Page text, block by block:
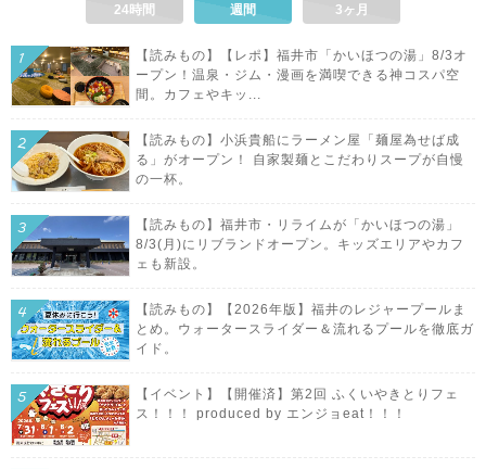
24時間 週間 3ヶ月
【読みもの】【レポ】福井市「かいほつの湯」8/3オ
ープン！温泉・ジム・漫画を満喫できる神コスパ空
間。カフェやキッ...
【読みもの】小浜貴船にラーメン屋「麺屋為せば成
る」がオープン！ 自家製麺とこだわりスープが自慢
の一杯。
【読みもの】福井市・リライムが「かいほつの湯」
8/3(月)にリブランドオープン。キッズエリアやカフ
ェも新設。
【読みもの】【2026年版】福井のレジャープールま
とめ。ウォータースライダー＆流れるプールを徹底ガ
イド。
【イベント】【開催済】第2回 ふくいやきとりフェ
ス！！！ produced by エンジョeat！！！